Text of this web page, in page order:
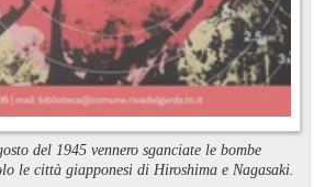
del 1945 vennero sganciate le bombe
le città giapponesi di Hiroshima e Nagasaki.